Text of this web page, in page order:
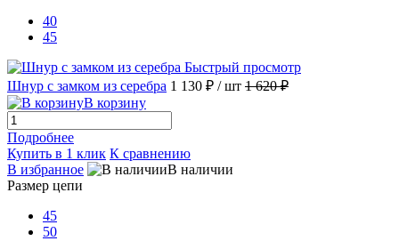
40
45
Быстрый просмотр
Шнур с замком из серебра 1 130 ₽ / шт 1 620 ₽
В корзину
Подробнее
Купить в 1 клик К сравнению
В избранное
В наличии
Размер цепи
45
50